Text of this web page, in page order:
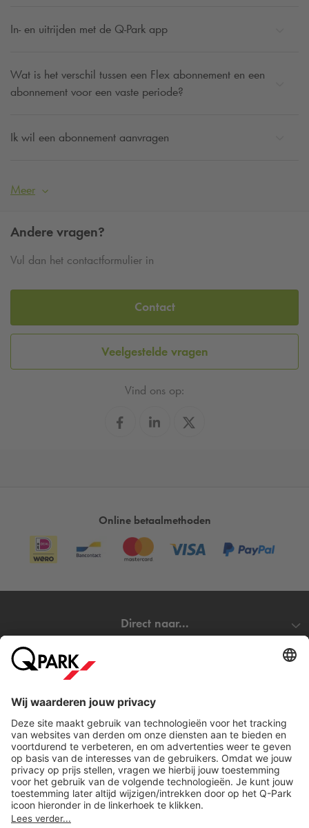
In- en uitrijden met de Q-Park app
Wat is het verschil tussen een Flex abonnement en een
abonnement voor een vaste periode?
Ik wil een abonnement aanvragen
Meer
Andere vragen?
Vul dan het contactformulier in
Contact
Veelgestelde vragen
Vind ons op:
Online betaalmethoden
Direct naar...